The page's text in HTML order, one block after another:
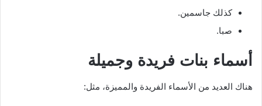
كذلك جاسمين.
صبا.
أسماء بنات فريدة وجميلة
هناك العديد من الأسماء الفريدة والمميزة، مثل: